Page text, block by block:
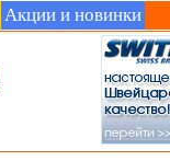
Акции и новинки